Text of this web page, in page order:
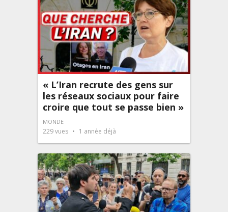
« L’Iran recrute des gens sur
les réseaux sociaux pour faire
croire que tout se passe bien »
MONDE
229vues 1 année déjà